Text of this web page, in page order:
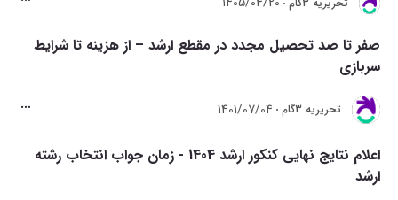
صفر تا صد تحصیل مجدد در مقطع ارشد – از هزینه تا شرایط
سربازی
تحريريه 3گام 1401/07/04
اعلام نتایج نهایی کنکور ارشد 1404 - زمان جواب انتخاب رشته
ارشد